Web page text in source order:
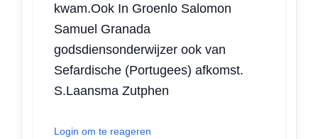
kwam.Ook In Groenlo Salomon
Samuel Granada
godsdiensonderwijzer ook van
Sefardische (Portugees) afkomst.
S.Laansma Zutphen
Login om te reageren